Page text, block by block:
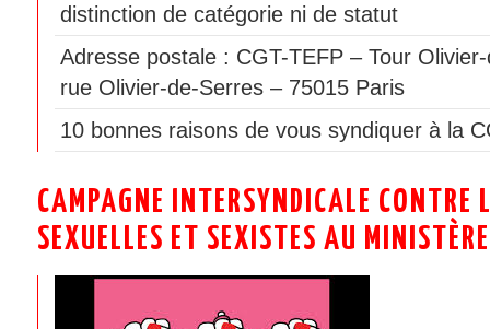
distinction de catégorie ni de statut
Adresse postale : CGT-TEFP – Tour
rue Olivier-de-Serres – 75015 Paris
10 bonnes raisons de vous syndiquer à la
CAMPAGNE INTERSYNDICALE CONTRE
SEXUELLES ET SEXISTES AU MINISTÈRE